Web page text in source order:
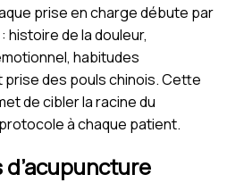
prise en charge débute par
: histoire de la douleur,
habitudes
des pouls chinois. Cette
de cibler la racine du
à chaque patient.